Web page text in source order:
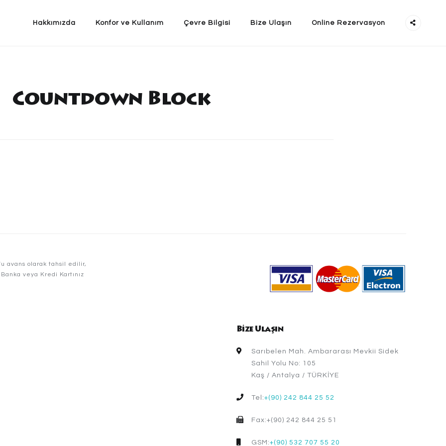
Hakkımızda Konfor ve Kullanım Çevre Bilgisi Bize Ulaşın Online Rezervasyon
Countdown Block
avans olarak tahsil edilir,
veya Kredi Kartınız
Bize Ulaşın
Sarıbelen Mah. Ambararası Mevkii Sidek
Sahil Yolu No: 105
Kaş / Antalya / TÜRKİYE
Tel:+(90) 242 844 25 52
Fax:+(90) 242 844 25 51
GSM:+(90) 532 707 55 20